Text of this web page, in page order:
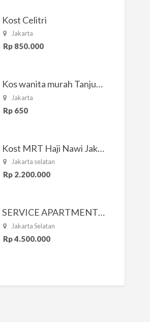
Kost Celitri
Jakarta
Rp 850.000
Kos wanita murah Tanjung Duren Jakarta Barat
Jakarta
Rp 650
Kost MRT Haji Nawi Jakarta Selatan
Jakarta selatan
Rp 2.200.000
SERVICE APARTMENT SOUTH RESIDENCE
Jakarta Selatan
Rp 4.500.000